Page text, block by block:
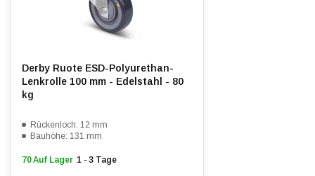
Elektrisch leitfähig:
Verschleißfest:
Dämpfung:
Derby Ruote ESD-Polyurethan-
Lenkrolle 100 mm - Edelstahl - 80
kg
Rückenloch: 12 mm
Bauhöhe: 131 mm
70 Auf Lager 1 - 3 Tage